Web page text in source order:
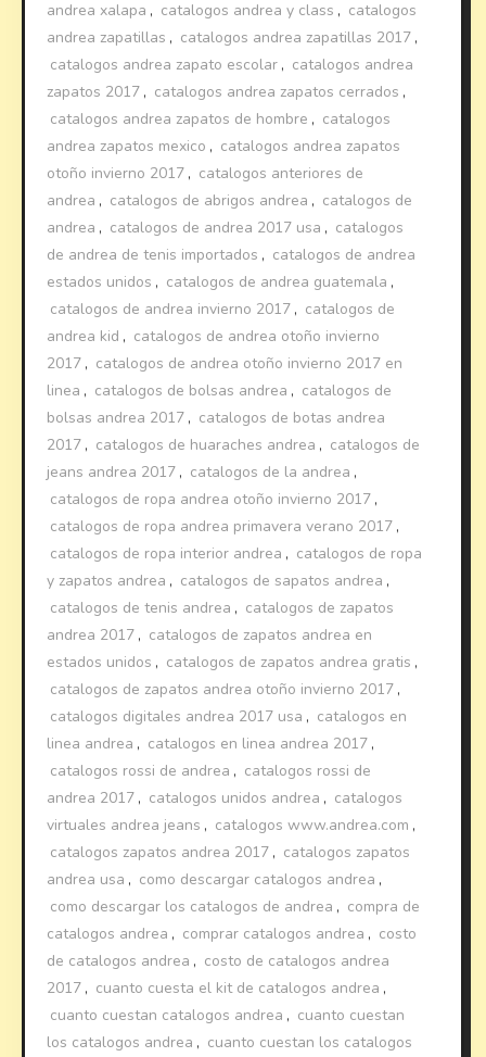
andrea xalapa , catalogos andrea y class , catalogos
andrea zapatillas , catalogos andrea zapatillas 2017 ,
catalogos andrea zapato escolar , catalogos andrea
zapatos 2017 , catalogos andrea zapatos cerrados ,
catalogos andrea zapatos de hombre , catalogos
andrea zapatos mexico , catalogos andrea zapatos
otoño invierno 2017 , catalogos anteriores de
andrea , catalogos de abrigos andrea , catalogos de
andrea , catalogos de andrea 2017 usa , catalogos
de andrea de tenis importados , catalogos de andrea
estados unidos , catalogos de andrea guatemala ,
catalogos de andrea invierno 2017 , catalogos de
andrea kid , catalogos de andrea otoño invierno
2017 , catalogos de andrea otoño invierno 2017 en
linea , catalogos de bolsas andrea , catalogos de
bolsas andrea 2017 , catalogos de botas andrea
2017 , catalogos de huaraches andrea , catalogos de
jeans andrea 2017 , catalogos de la andrea ,
catalogos de ropa andrea otoño invierno 2017 ,
catalogos de ropa andrea primavera verano 2017 ,
catalogos de ropa interior andrea , catalogos de ropa
y zapatos andrea , catalogos de sapatos andrea ,
catalogos de tenis andrea , catalogos de zapatos
andrea 2017 , catalogos de zapatos andrea en
estados unidos , catalogos de zapatos andrea gratis ,
catalogos de zapatos andrea otoño invierno 2017 ,
catalogos digitales andrea 2017 usa , catalogos en
linea andrea , catalogos en linea andrea 2017 ,
catalogos rossi de andrea , catalogos rossi de
andrea 2017 , catalogos unidos andrea , catalogos
virtuales andrea jeans , catalogos www.andrea.com ,
catalogos zapatos andrea 2017 , catalogos zapatos
andrea usa , como descargar catalogos andrea ,
como descargar los catalogos de andrea , compra de
catalogos andrea , comprar catalogos andrea , costo
de catalogos andrea , costo de catalogos andrea
2017 , cuanto cuesta el kit de catalogos andrea ,
cuanto cuestan catalogos andrea , cuanto cuestan
los catalogos andrea , cuanto cuestan los catalogos